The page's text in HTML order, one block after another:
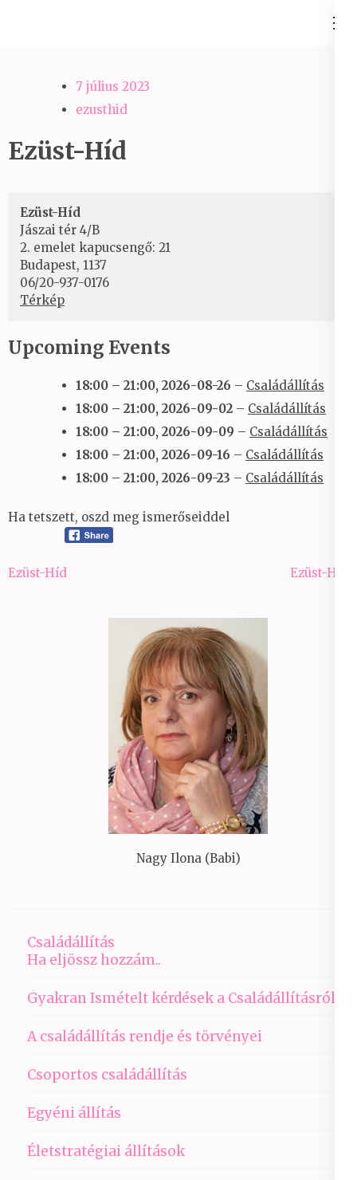
7 július 2023
ezusthid
Ezüst-Híd
Ezüst-Híd
Jászai tér 4/B
2. emelet kapucsengő: 21
Budapest, 1137
06/20-937-0176
TérképEzüst-
Upcoming Events
18:00 – 21:00, 2026-08-26 – Családállítás
18:00 – 21:00, 2026-09-02 – Családállítás
18:00 – 21:00, 2026-09-09 – Családállítás
18:00 – 21:00, 2026-09-16 – Családállítás
18:00 – 21:00, 2026-09-23 – Családállítás
Ha tetszett, oszd meg ismerőseiddel
Bejegyzés
Ezüst-Híd Ezüst-Híd
Nagy Ilona (Babi)
Családállítás
Ha eljössz hozzám..
Gyakran Ismételt kérdések a Családállításról
A családállítás rendje és törvényei
Csoportos családállítás
Egyéni állítás
Életstratégiai állítások